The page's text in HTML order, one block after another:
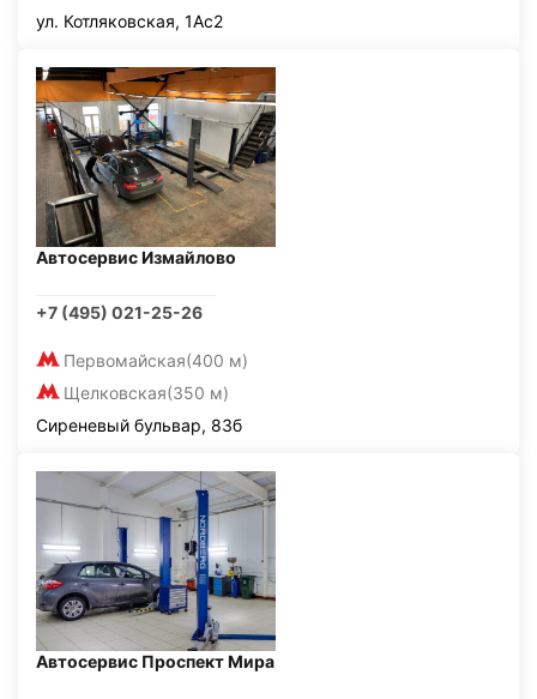
ул. Котляковская, 1Ас2
Автосервис Измайлово
+7 (495) 021-25-26
Первомайская(400 м)
Щелковская(350 м)
Сиреневый бульвар, 83б
Автосервис Проспект Мира